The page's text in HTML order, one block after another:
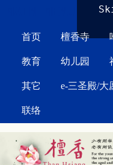
首页 檀香寺
教育 幼儿园
其它 e-三圣殿/大
联络